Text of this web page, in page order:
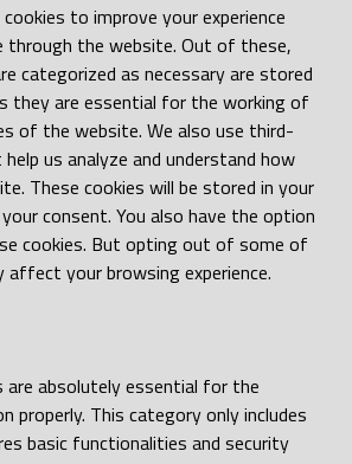
to improve your experience
through the website. Out of these,
categorized as necessary are stored
they are essential for the working of
of the website. We also use third-
us analyze and understand how
These cookies will be stored in your
consent. You also have the option
cookies. But opting out of some of
affect your browsing experience.
are absolutely essential for the
properly. This category only includes
basic functionalities and security